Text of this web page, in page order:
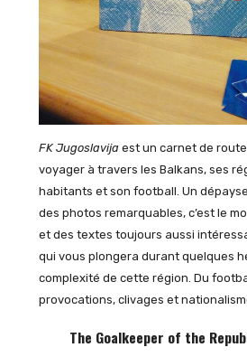
FK Jugoslavijaest un carnet de
voyager à travers les Balkans, ses
habitants et son football. Un
des photos remarquables, c’est le
et des textes toujours aussi
qui vous plongera durant quelques
complexité de cette région. Du
provocations, clivages et
The Goalkeeper of the